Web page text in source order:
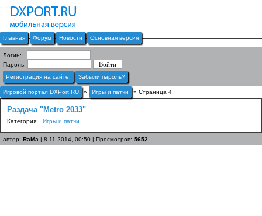
Главная Форум Новости Основная версия
Логин:
Пароль:
Регистрация на сайте!
Забыли пароль?
Игровой портал DXPort.RU » Игры и патчи » Страница 4
Раздача "Metro 2033"
Категория: Игры и патчи
автор: RaMa | 8-11-2014, 00:50 | Просмотров: 5652